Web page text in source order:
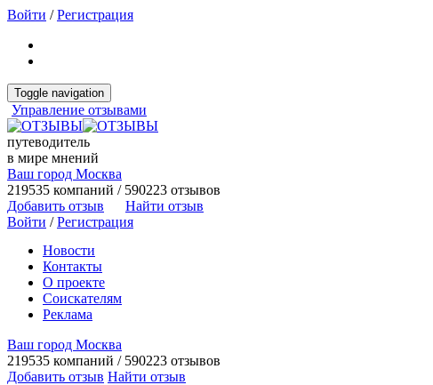
Войти /Регистрация
Toggle navigation
Управление отзывами
путеводитель
в мире мнений
Ваш город Москва
219535 компаний / 590223 отзывов
Добавить отзыв
Найти отзыв
Войти /Регистрация
Новости
Контакты
О проекте
Соискателям
Реклама
Ваш город Москва
219535 компаний / 590223 отзывов
Добавить отзыв Найти отзыв